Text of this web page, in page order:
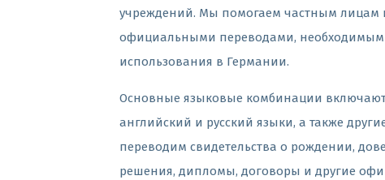
учреждений. Мы помогаем частным лицам
официальными переводами,
использования в Германии.
Основные языковые комбинации
английский и русский языки, а также
переводим свидетельства о рождении,
решения, дипломы, договоры и другие